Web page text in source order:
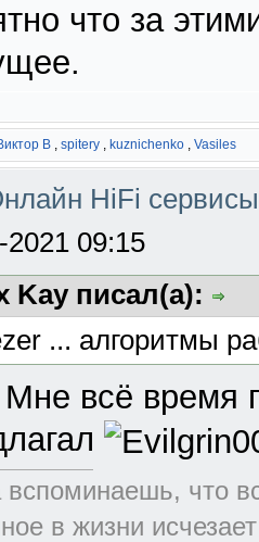
что за
В , spitery , kuznichenko , Vasiles
HiFi
2021 09:15
Kay писал(а):
... алгоритмы
всё время
вспоминаешь, что
в жизни